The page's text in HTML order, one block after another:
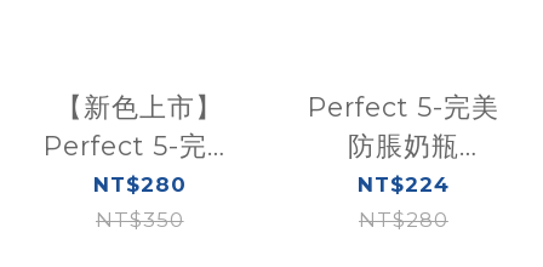
【新色上市】
Perfect 5-完美
防脹奶瓶
300ml(三孔)
NT$280
NT$350
Perfect 5-完美
防脹奶瓶
150ml(小單孔)
NT$224
NT$280